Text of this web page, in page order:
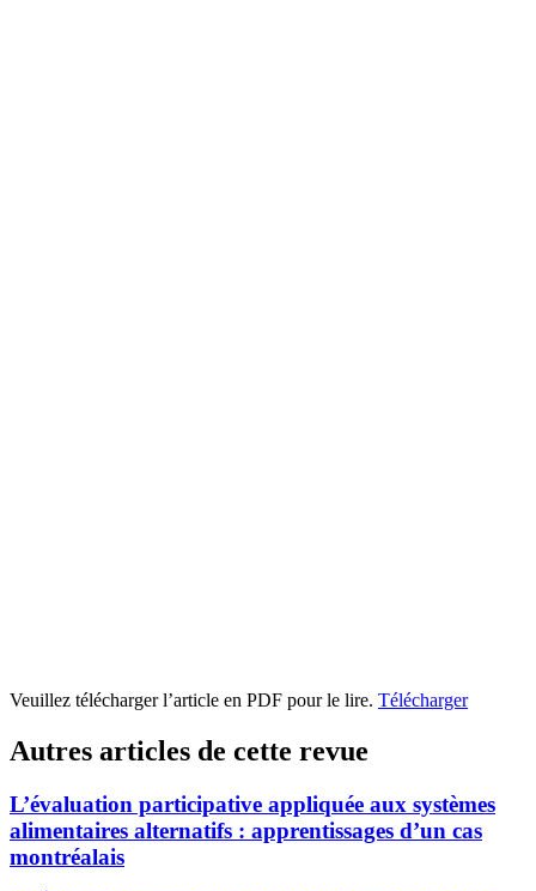
Veuillez télécharger l’article en PDF pour le lire. Télécharger
Autres articles de cette revue
L’évaluation participative appliquée aux systèmes
alimentaires alternatifs : apprentissages d’un cas
montréalais